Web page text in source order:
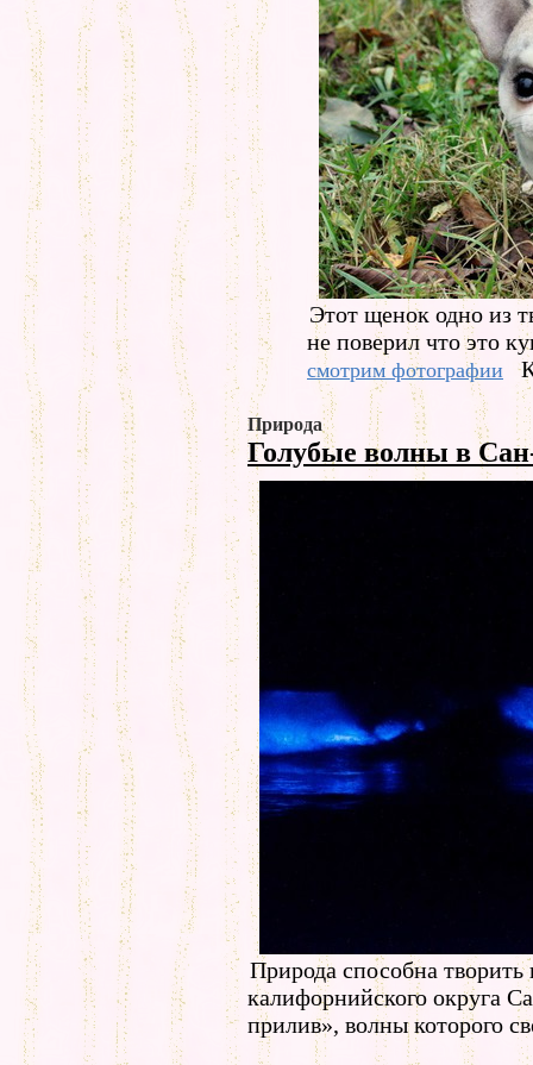
Этот щенок одно из
не поверил что это
смотрим фотографии
Природа
Голубые волны в
Природа способна
калифорнийского округа
прилив», волны которого